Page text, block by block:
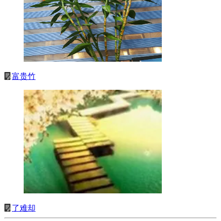
富贵竹
了难却